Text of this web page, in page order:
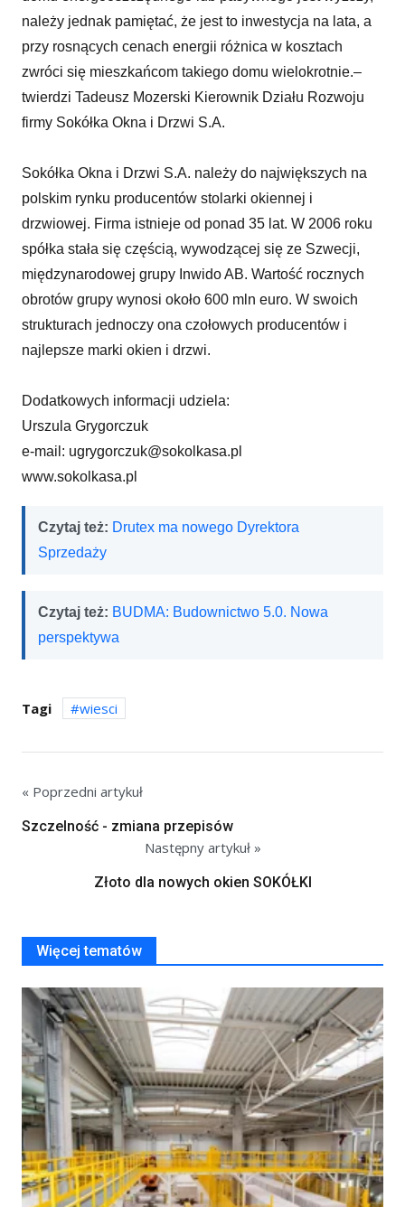
należy jednak pamiętać, że jest to inwestycja na lata, a
przy rosnących cenach energii różnica w kosztach
zwróci się mieszkańcom takiego domu wielokrotnie.–
twierdzi Tadeusz Mozerski Kierownik Działu Rozwoju
firmy Sokółka Okna i Drzwi S.A.
Sokółka Okna i Drzwi S.A. należy do największych na
polskim rynku producentów stolarki okiennej i
drzwiowej. Firma istnieje od ponad 35 lat. W 2006 roku
spółka stała się częścią, wywodzącej się ze Szwecji,
międzynarodowej grupy Inwido AB. Wartość rocznych
obrotów grupy wynosi około 600 mln euro. W swoich
strukturach jednoczy ona czołowych producentów i
najlepsze marki okien i drzwi.
Dodatkowych informacji udziela:
Urszula Grygorczuk
e-mail: ugrygorczuk@sokolkasa.pl
www.sokolkasa.pl
Czytaj też: Drutex ma nowego Dyrektora
Sprzedaży
Czytaj też: BUDMA: Budownictwo 5.0. Nowa
perspektywa
Tagi wiesci
« Poprzedni artykuł
Szczelność - zmiana przepisów
Następny artykuł »
Złoto dla nowych okien SOKÓŁKI
Więcej tematów